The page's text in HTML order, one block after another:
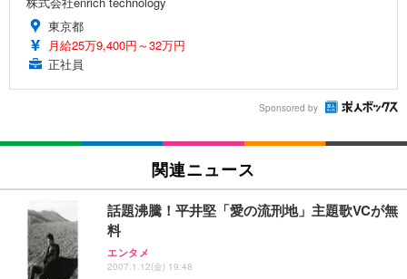
東京都
月給25万9,400円～32万円
正社員
Sponsored by
関連ニュース
話題沸騰！平井堅「愛の流刑地」主題歌VCが無
料
エンタメ
2007.1.12(金) 19:48